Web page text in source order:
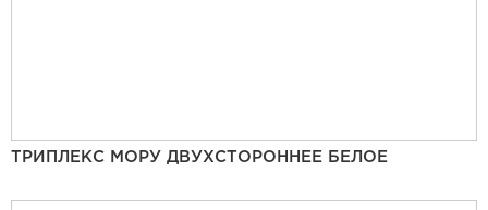
ТРИПЛЕКС МОРУ ДВУХСТОРОННЕЕ БЕЛОЕ